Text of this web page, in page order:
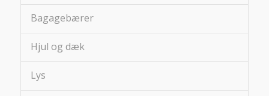
Bagagebærer
Hjul og dæk
Lys